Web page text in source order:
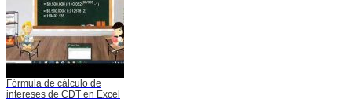
Fórmula de cálculo de
intereses de CDT en Excel